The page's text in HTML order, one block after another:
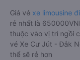
Giá vé xe limousine
rẻ nhất là
thuộc vào vị trí ngồi
vé Xe Cư Jút - Đắk
thể sẽ rẻ hơn